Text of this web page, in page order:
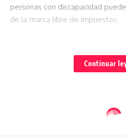
personas con discapacidad
de la marca libre de impuestos.
compromiso con la
excelente calidad y desarrollo
Continuar